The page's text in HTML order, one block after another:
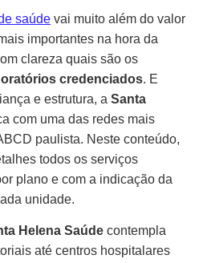
saúde vai muito além do valor
importantes na hora da
clareza quais são os
credenciados. E
e estrutura, a Santa
com uma das redes mais
paulista. Neste conteúdo,
todos os serviços
plano e com a indicação da
unidade.
Helena Saúde contempla
até centros hospitalares